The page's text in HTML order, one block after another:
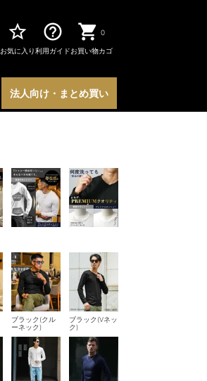
star_border
お気に入り
help_outline
利用ガイド
0
お買い物カゴ
法人向け・まとめ買い
ブラック(クル
ーネック)
ブラック(Vネッ
ク)